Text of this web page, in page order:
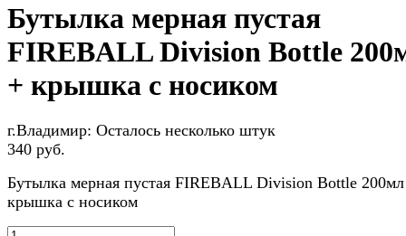
Бутылка мерная пустая
FIREBALL Division Bottle
+ крышка с носиком
г.Владимир: Осталось несколько штук
340 руб.
Бутылка мерная пустая FIREBALL Division Bottle
крышка с носиком